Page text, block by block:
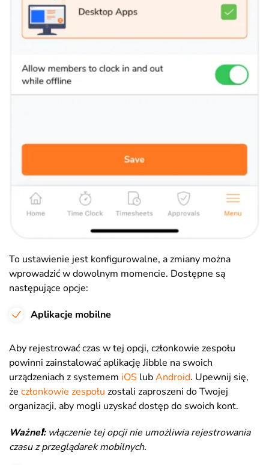
To ustawienie jest konfigurowalne, a zmiany można
wprowadzić w dowolnym momencie. Dostępne są
następujące opcje:
Aplikacje mobilne
Aby rejestrować czas w tej opcji, członkowie zespołu
powinni zainstalować aplikację Jibble na swoich
urządzeniach z systemem iOS lubAndroid. Upewnij się,
że członkowie zespołu zostali zaproszeni do Twojej
organizacji, aby mogli uzyskać dostęp do swoich kont.
Ważne❗️: włączenie tej opcji nie umożliwia rejestrowania
czasu z przeglądarek mobilnych.